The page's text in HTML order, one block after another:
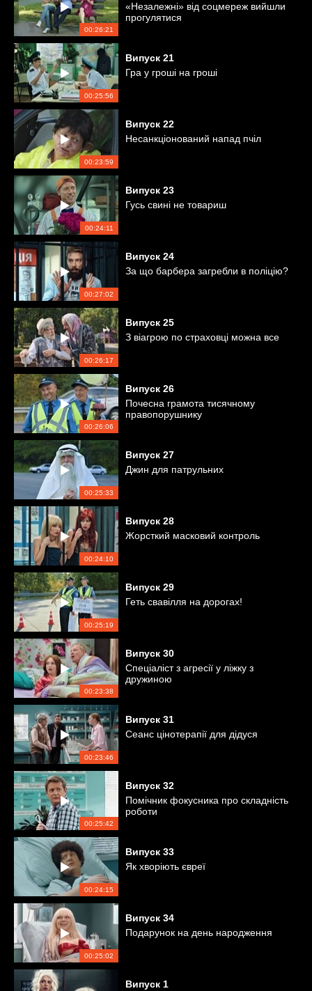
00:26:21
«Незалежні» від соцмереж вийшли
прогулятися
00:25:56
Випуск 21
Гра у гроші на гроші
00:23:59
Випуск 22
Несанкціонований напад пчіл
00:24:11
Випуск 23
Гусь свині не товариш
00:27:02
Випуск 24
За що барбера загребли в поліцію?
00:26:17
Випуск 25
З віагрою по страховці можна все
00:26:06
Випуск 26
Почесна грамота тисячному
правопорушнику
00:25:33
Випуск 27
Джин для патрульних
00:24:10
Випуск 28
Жорсткий масковий контроль
00:25:19
Випуск 29
Геть свавілля на дорогах!
00:23:38
Випуск 30
Спеціаліст з агресії у ліжку з
дружиною
00:23:46
Випуск 31
Сеанс цінотерапії для дідуся
00:25:42
Випуск 32
Помічник фокусника про складність
роботи
00:24:15
Випуск 33
Як хворіють євреї
00:25:02
Випуск 34
Подарунок на день народження
Випуск 1